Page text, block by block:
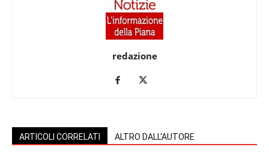
redazione
ARTICOLI CORRELATI ALTRO DALL'AUTORE